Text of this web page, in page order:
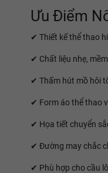
Ưu Điểm
✔ Thiết kế thể thao
✔ Chất liệu nhẹ,
✔ Thấm hút mồ hôi
✔ Form áo thể thao
✔ Họa tiết chuyển
✔ Đường may chắc
✔ Phù hợp cho cầu